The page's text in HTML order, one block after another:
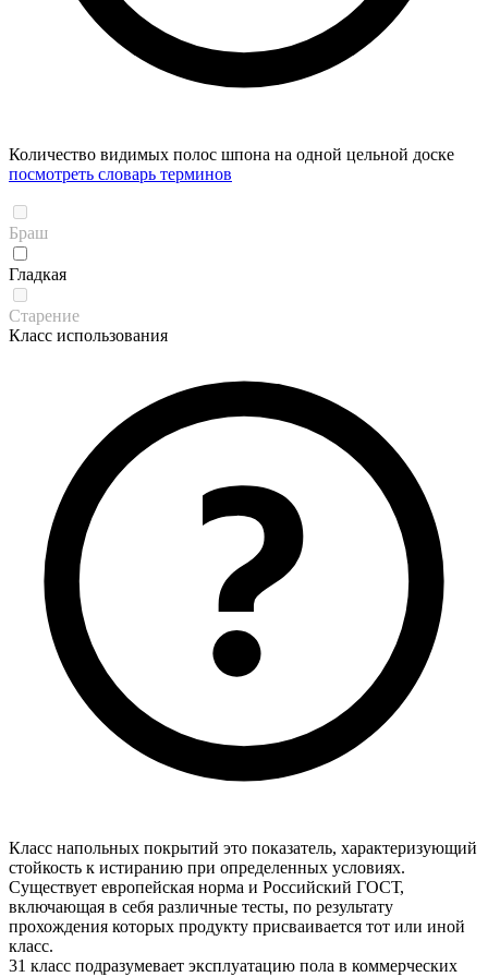
Количество видимых полос шпона на одной цельной доске
посмотреть словарь терминов
Браш
Гладкая
Старение
Класс использования
Класс напольных покрытий это показатель, характеризующий
стойкость к истиранию при определенных условиях.
Существует европейская норма и Российский ГОСТ,
включающая в себя различные тесты, по результату
прохождения которых продукту присваивается тот или иной
класс.
31 класс подразумевает эксплуатацию пола в коммерческих